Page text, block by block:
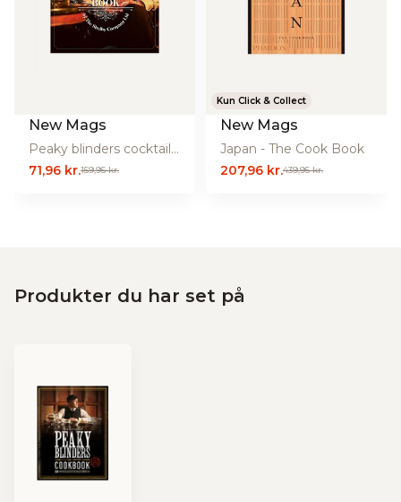
New Mags
Peaky blinders cocktail bog
71,96 kr.159,95 kr.
Kun Click & Collect
New Mags
Japan - The Cook Book
207,96 kr.439,95 kr.
Produkter du har set på